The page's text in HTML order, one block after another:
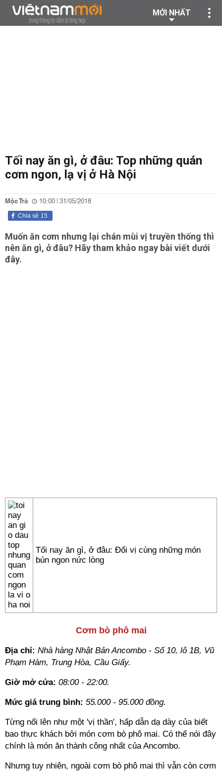
MỚI NHẤT
Tối nay ăn gì, ở đâu: Top những quán
cơm ngon, lạ vị ở Hà Nội
Mộc Trà 10:00 | 31/05/2018
15
Chia sẻ
Muốn ăn cơm nhưng lại chán mùi vị truyền thống thì
nên ăn gì, ở đâu? Hãy tham khảo ngay bài viết dưới
đây.
Tối nay ăn gì, ở đâu: Đổi vị cùng những món
bún ngon nức lòng
Cơm bò phô mai
Địa chỉ: Nhà hàng Nhật Bản Ancombo - Số 10, lô 1B, Vũ
Phạm Hàm, Trung Hòa, Cầu Giấy.
Giờ mở cửa: 08:00 - 22:00.
Mức giá trung bình: 55.000 - 95.000 đồng.
Từng nổi lên như một 'vị thần', hấp dẫn dạ dày của biết
bao thực khách bởi món cơm bò phô mai. Có thể nói đây
chính là món ăn thành công nhất của Ancombo.
Nhưng tuy nhiên, ngoài cơm bò phô mai thì vẫn còn cơm